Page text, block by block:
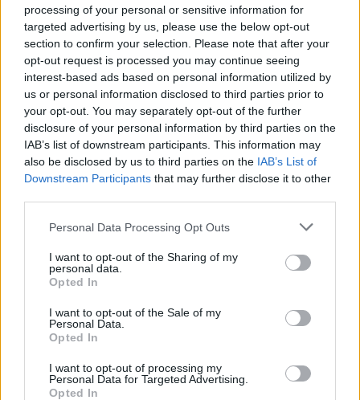
processing of your personal or sensitive information for
targeted advertising by us, please use the below opt-out
section to confirm your selection. Please note that after your
opt-out request is processed you may continue seeing
interest-based ads based on personal information utilized by
us or personal information disclosed to third parties prior to
your opt-out. You may separately opt-out of the further
disclosure of your personal information by third parties on the
IAB’s list of downstream participants. This information may
also be disclosed by us to third parties on the IAB’s List of
Downstream Participants that may further disclose it to other
Please note that this website/app uses one or more Google
not limited to your visit or usage behaviour. You may click to
grant or deny consent to Google and its third-party tags to
use your data for below specified purposes in below Google
consent section.
Personal Data Processing Opt Outs
I want to opt-out of the Sharing of my
personal data.
Opted In
I want to opt-out of the Sale of my
Personal Data.
Opted In
I want to opt-out of processing my
Personal Data for Targeted Advertising.
Opted In